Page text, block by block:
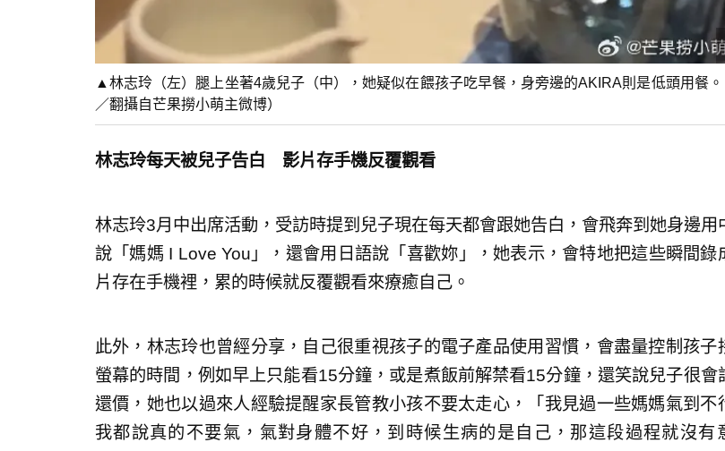
▲林志玲（左）腿上坐著4歲兒子（中），她疑似在餵孩子吃早餐，身旁邊的AKIRA則是低頭用餐。
／翻攝自芒果撈小萌主微博）
林志玲每天被兒子告白 影片存手機反覆觀看
林志玲3月中出席活動，受訪時提到兒子現在每天都會跟她告白，會飛奔到她身邊用
說「媽媽 I Love You」，還會用日語說「喜歡妳」，她表示，會特地把這些瞬間錄
片存在手機裡，累的時候就反覆觀看來療癒自己。
此外，林志玲也曾經分享，自己很重視孩子的電子產品使用習慣，會盡量控制孩子
螢幕的時間，例如早上只能看15分鐘，或是煮飯前解禁看15分鐘，還笑說兒子很會
還價，她也以過來人經驗提醒家長管教小孩不要太走心，「我見過一些媽媽氣到不
我都說真的不要氣，氣對身體不好，到時候生病的是自己，那這段過程就沒有